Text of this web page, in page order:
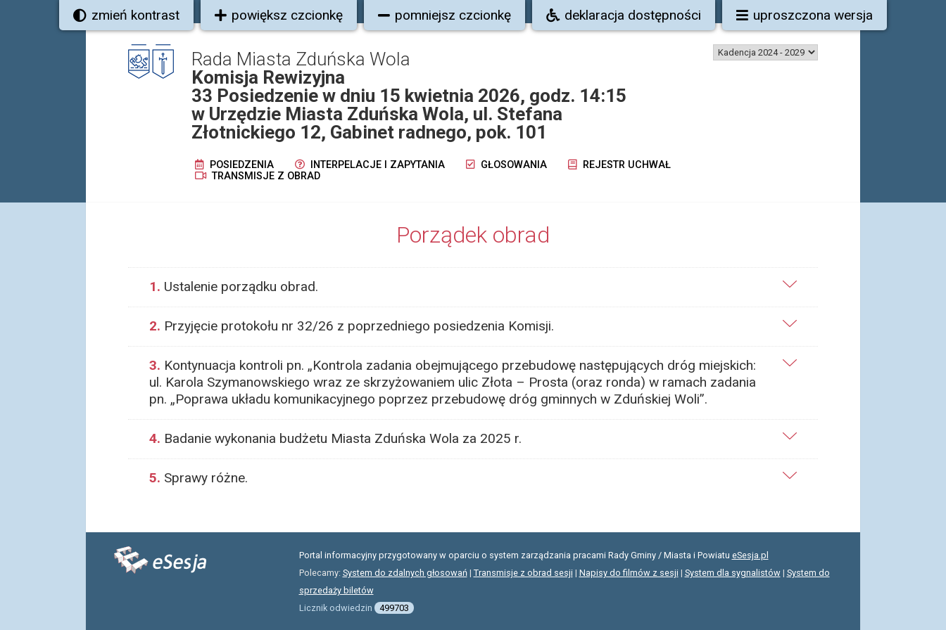
zmień kontrast powiększ czcionkę pomniejsz czcionkę deklaracja dostępności uproszczona wersja
Rada Miasta Zduńska Wola
Komisja Rewizyjna
33 Posiedzenie w dniu 15 kwietnia 2026, godz. 14:15
w Urzędzie Miasta Zduńska Wola, ul. Stefana
Złotnickiego 12, Gabinet radnego, pok. 101
POSIEDZENIA INTERPELACJE I ZAPYTANIA GŁOSOWANIA
REJESTR UCHWAŁ
TRANSMISJE Z OBRAD
Porządek obrad
1. Ustalenie porządku obrad.
2. Przyjęcie protokołu nr 32/26 z poprzedniego posiedzenia Komisji.
3. Kontynuacja kontroli pn. „Kontrola zadania obejmującego przebudowę następujących dróg miejskich:
ul. Karola Szymanowskiego wraz ze skrzyżowaniem ulic Złota – Prosta (oraz ronda) w ramach zadania
pn. „Poprawa układu komunikacyjnego poprzez przebudowę dróg gminnych w Zduńskiej Woli”.
4. Badanie wykonania budżetu Miasta Zduńska Wola za 2025 r.
5. Sprawy różne.
Portal informacyjny przygotowany w oparciu o system zarządzania pracami Rady Gminy / Miasta i Powiatu eSesja.pl
Polecamy: System do zdalnych głosowań| Transmisje z obrad sesji | Napisy do filmów z sesji | System dla sygnalistów| System do
sprzedaży biletów
Licznik odwiedzin
499703